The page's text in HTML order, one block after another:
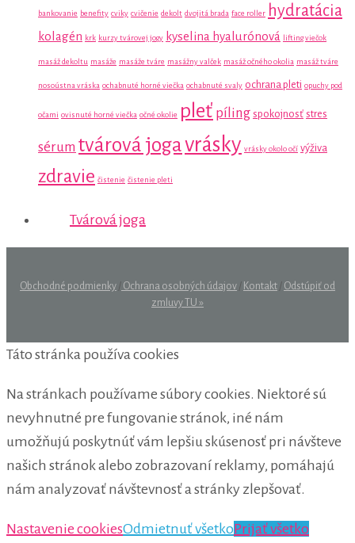
bankovanie benefity cviky cvičenie dekolt dvojitá brada face roller hydratácia
kolagén krk kurzy tvárovej jogy kyselina hyalurónová lifting viečok
masáž dekoltu masáže masáže tváre masážny valček masáž očného okolia masáž tváre
nosoústna vráska ochabnuté horné viečka ochabnuté svaly ochrana pleti opuchy pod
očami ovisnuté horné viečka očné okolie pleť píling spokojnosť stres
sérum tvárová jogavrásky vrásky okolo očí výživa
zdravie čistenie čistenie pleti
Tvárová joga
Obchodné podmienky / Ochrana osobných údajov / Kontakt / Odstúpiť od
zmluvy TU »
Táto stránka používa cookies
Na stránkach používame súbory cookies. Niektoré sú
nevyhnutné pre fungovanie stránok, iné nám
umožňujú poskytnúť vám lepšiu skúsenosť pri návšteve
našich stránok alebo zobrazovaní reklamy, pomáhajú
nám analyzovať návštevnosť a stránky zlepšovať.
Nastavenie cookiesOdmietnuť všetkoPrijať všetko